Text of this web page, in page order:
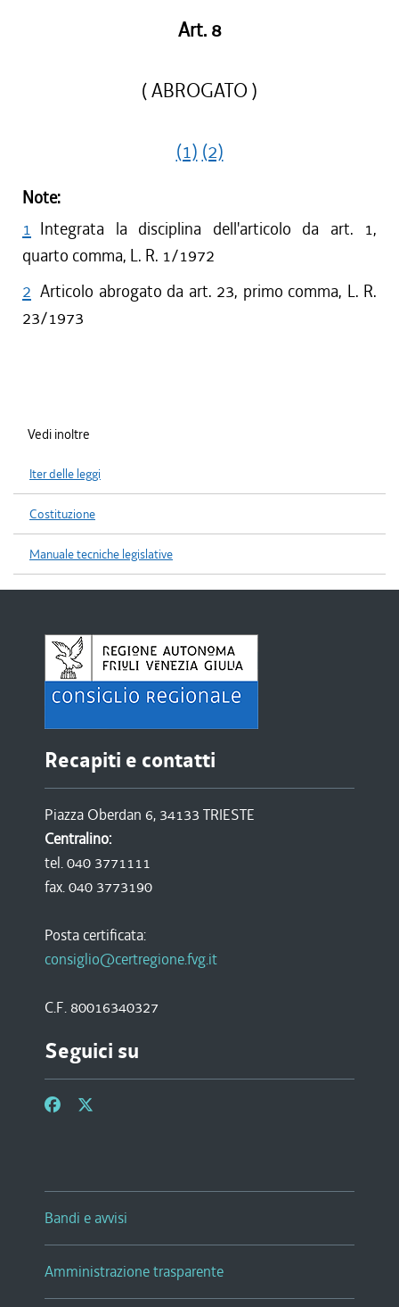
Art. 8
( ABROGATO )
(1) (2)
Note:
1 Integrata la disciplina dell'articolo da art. 1,
quarto comma, L. R. 1/1972
2 Articolo abrogato da art. 23, primo comma, L. R.
23/1973
Vedi inoltre
Iter delle leggi
Costituzione
Manuale tecniche legislative
Recapiti e contatti
Piazza Oberdan 6, 34133 TRIESTE
Centralino:
tel. 040 3771111
fax. 040 3773190
Posta certificata:
consiglio@certregione.fvg.it
C.F. 80016340327
Seguici su
Bandi e avvisi
Amministrazione trasparente